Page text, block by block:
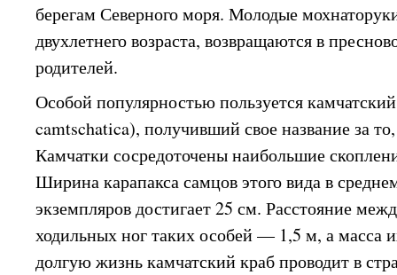
берегам Северного моря. Молодые
двухлетнего возраста, возвращаются в
родителей.
Особой популярностью пользуется
camtschatica), получивший свое название за
Камчатки сосредоточены наибольшие
Ширина карапакса самцов этого вида в
экземпляров достигает 25 см. Расстояние
ходильных ног таких особей — 1,5 м, а масса
долгую жизнь камчатский краб проводит в